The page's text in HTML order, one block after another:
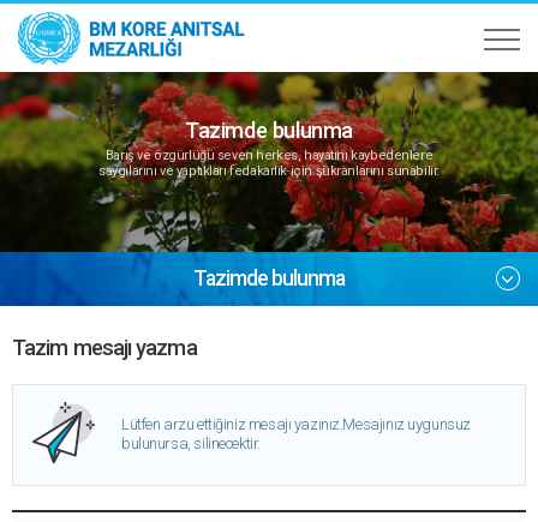
Tazimde bulunma
Barış ve özgürlüğü seven herkes, hayatını kaybedenlere
saygılarını ve yaptıkları fedakarlık için şükranlarını sunabilir.
Tazimde bulunma
Tazim mesajı yazma
Lütfen arzu ettiğiniz mesajı yazınız.Mesajınız uygunsuz
bulunursa, silinecektir.